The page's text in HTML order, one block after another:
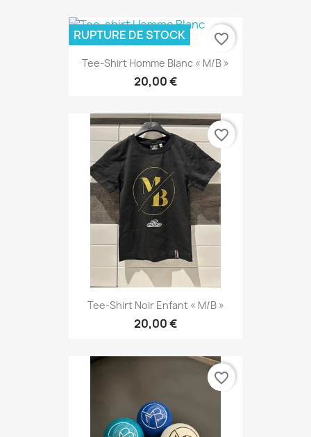
Tee-Shirt Homme Blanc « M/B »
20,00 €
RUPTURE DE STOCK favorite_border
Tee-Shirt Noir Enfant « M/B »
20,00 €
favorite_border
favorite_border